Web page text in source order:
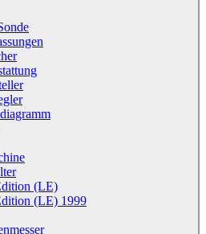
(LE)
(LE) 1999